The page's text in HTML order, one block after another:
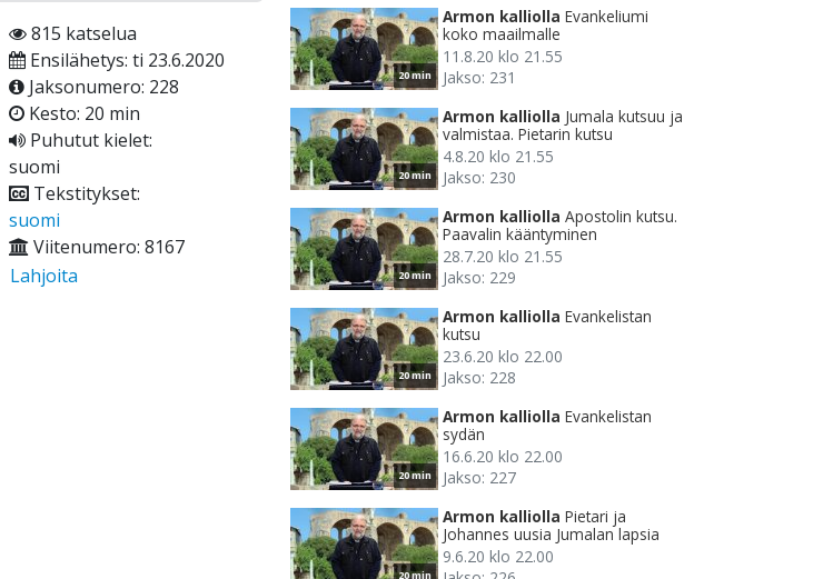
815 katselua
Ensilähetys: ti 23.6.2020
Jaksonumero: 228
Kesto: 20 min
Puhutut kielet:
suomi
Tekstitykset:
suomi
Viitenumero: 8167
Lahjoita
20 min
Armon kalliolla Evankeliumi
koko maailmalle
11.8.20 klo 21.55
Jakso: 231
20 min
Armon kalliolla Jumala kutsuu ja
valmistaa. Pietarin kutsu
4.8.20 klo 21.55
Jakso: 230
20 min
Armon kalliolla Apostolin kutsu.
Paavalin kääntyminen
28.7.20 klo 21.55
Jakso: 229
20 min
Armon kalliolla Evankelistan
kutsu
23.6.20 klo 22.00
Jakso: 228
20 min
Armon kalliolla Evankelistan
sydän
16.6.20 klo 22.00
Jakso: 227
20 min
Armon kalliolla Pietari ja
Johannes uusia Jumalan lapsia
9.6.20 klo 22.00